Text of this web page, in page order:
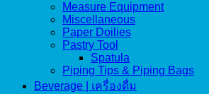
Measure Equipment
Miscellaneous
Paper Doilies
Pastry Tool
Spatula
Piping Tips & Piping Bags
Beverage | เครื่องดื่ม